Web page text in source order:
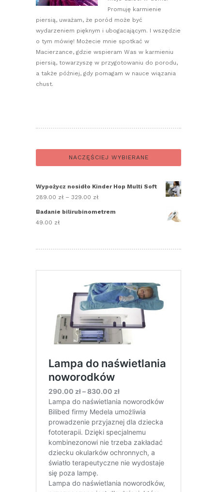
Promuję karmienie
piersią, uważam, że poród może być
wydarzeniem pięknym i ubogacającym. I wszędzie
o tym mówię! Możecie mnie spotkać w
Macierzance, gdzie wspieram Was w karmieniu
piersią, towarzyszę w przygotowaniu do porodu,
a także później, gdy pomagam w nauce wiązania
chust.
NACZĘŚCIEJ WYBIERANE
Wypożycz nosidło Kinder Hop Multi Soft
289.00 zł – 329.00 zł
329.00 zł
Badanie bilirubinometrem
49.00 zł